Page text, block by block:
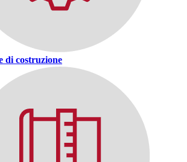
di costruzione